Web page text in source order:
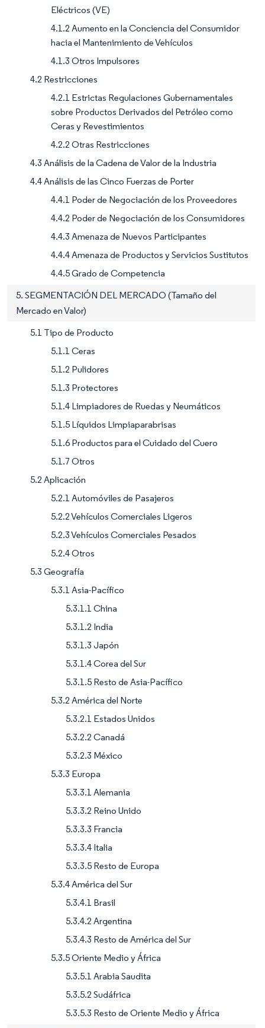
Eléctricos (VE)
4.1.2 Aumento en la Conciencia del Consumidor
hacia el Mantenimiento de Vehículos
4.1.3 Otros Impulsores
4.2 Restricciones
4.2.1 Estrictas Regulaciones Gubernamentales
sobre Productos Derivados del Petróleo como
Ceras y Revestimientos
4.2.2 Otras Restricciones
4.3 Análisis de la Cadena de Valor de la Industria
4.4 Análisis de las Cinco Fuerzas de Porter
4.4.1 Poder de Negociación de los Proveedores
4.4.2 Poder de Negociación de los Consumidores
4.4.3 Amenaza de Nuevos Participantes
4.4.4 Amenaza de Productos y Servicios Sustitutos
4.4.5 Grado de Competencia
5. SEGMENTACIÓN DEL MERCADO (Tamaño del
Mercado en Valor)
5.1 Tipo de Producto
5.1.1 Ceras
5.1.2 Pulidores
5.1.3 Protectores
5.1.4 Limpiadores de Ruedas y Neumáticos
5.1.5 Líquidos Limpiaparabrisas
5.1.6 Productos para el Cuidado del Cuero
5.1.7 Otros
5.2 Aplicación
5.2.1 Automóviles de Pasajeros
5.2.2 Vehículos Comerciales Ligeros
5.2.3 Vehículos Comerciales Pesados
5.2.4 Otros
5.3 Geografía
5.3.1 Asia-Pacífico
5.3.1.1 China
5.3.1.2 India
5.3.1.3 Japón
5.3.1.4 Corea del Sur
5.3.1.5 Resto de Asia-Pacífico
5.3.2 América del Norte
5.3.2.1 Estados Unidos
5.3.2.2 Canadá
5.3.2.3 México
5.3.3 Europa
5.3.3.1 Alemania
5.3.3.2 Reino Unido
5.3.3.3 Francia
5.3.3.4 Italia
5.3.3.5 Resto de Europa
5.3.4 América del Sur
5.3.4.1 Brasil
5.3.4.2 Argentina
5.3.4.3 Resto de América del Sur
5.3.5 Oriente Medio y África
5.3.5.1 Arabia Saudita
5.3.5.2 Sudáfrica
5.3.5.3 Resto de Oriente Medio y África